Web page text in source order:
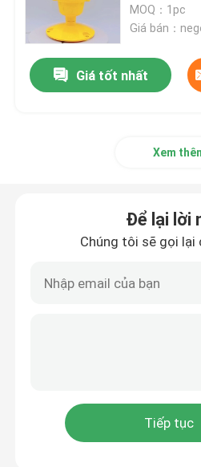
Đèn đường lăn sân bay
Bộ điều khiển đèn tắc nghẽn
Đèn định vị chạy bằng năng
MOQ：1pc
Giá bán：
Giá tốt nhất
Xem
Để lại lời
Chúng tôi sẽ gọi lại